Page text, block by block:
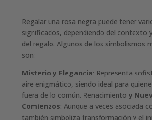
Regalar una rosa negra puede tener
significados, dependiendo del contexto
del regalo. Algunos de los simbolismos
son:
Misterio y Elegancia: Representa
aire enigmático, siendo ideal para
fuera de lo común. Renacimiento y
Comienzos: Aunque a veces asociada
también simboliza transformación y el